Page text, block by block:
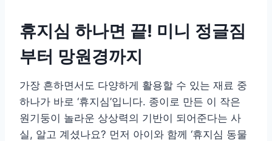
휴지심 하나면 끝! 미니 정글짐
부터 망원경까지
가장 흔하면서도 다양하게 활용할 수 있는 재료 중
하나가 바로 ‘휴지심’입니다. 종이로 만든 이 작은
원기둥이 놀라운 상상력의 기반이 되어준다는 사
실, 알고 계셨나요? 먼저 아이와 함께 ‘휴지심 동물